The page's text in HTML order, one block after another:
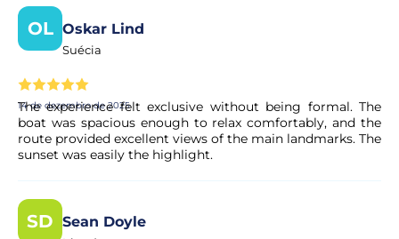
Posso cancelar a minha reserva se os meus
planos mudarem?
cancelamento gratuito até um determinado prazo. As
condições exatas são apresentadas de forma clara na
página da experiência antes de concluir a reserva.
imediatamente?
OL Oskar Lind
Suécia
14 de dezembro de 2025
The experience felt exclusive without being formal. The
boat was spacious enough to relax comfortably, and the
route provided excellent views of the main landmarks. The
sunset was easily the highlight.
SD Sean Doyle